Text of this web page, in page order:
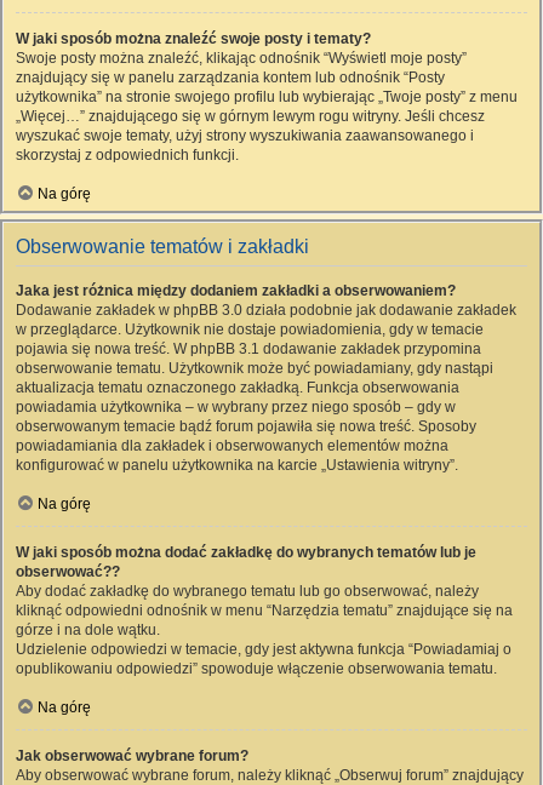
W jaki sposób można znaleźć swoje posty i tematy?
Swoje posty można znaleźć, klikając odnośnik “Wyświetl moje posty”
znajdujący się w panelu zarządzania kontem lub odnośnik “Posty
użytkownika” na stronie swojego profilu lub wybierając „Twoje posty” z menu
„Więcej…” znajdującego się w górnym lewym rogu witryny. Jeśli chcesz
wyszukać swoje tematy, użyj strony wyszukiwania zaawansowanego i
skorzystaj z odpowiednich funkcji.
Na górę
Obserwowanie tematów i zakładki
Jaka jest różnica między dodaniem zakładki a obserwowaniem?
Dodawanie zakładek w phpBB 3.0 działa podobnie jak dodawanie zakładek
w przeglądarce. Użytkownik nie dostaje powiadomienia, gdy w temacie
pojawia się nowa treść. W phpBB 3.1 dodawanie zakładek przypomina
obserwowanie tematu. Użytkownik może być powiadamiany, gdy nastąpi
aktualizacja tematu oznaczonego zakładką. Funkcja obserwowania
powiadamia użytkownika – w wybrany przez niego sposób – gdy w
obserwowanym temacie bądź forum pojawiła się nowa treść. Sposoby
powiadamiania dla zakładek i obserwowanych elementów można
konfigurować w panelu użytkownika na karcie „Ustawienia witryny”.
Na górę
W jaki sposób można dodać zakładkę do wybranych tematów lub je
obserwować??
Aby dodać zakładkę do wybranego tematu lub go obserwować, należy
kliknąć odpowiedni odnośnik w menu “Narzędzia tematu” znajdujące się na
górze i na dole wątku.
Udzielenie odpowiedzi w temacie, gdy jest aktywna funkcja “Powiadamiaj o
opublikowaniu odpowiedzi” spowoduje włączenie obserwowania tematu.
Na górę
Jak obserwować wybrane forum?
Aby obserwować wybrane forum, należy kliknąć „Obserwuj forum” znajdujący